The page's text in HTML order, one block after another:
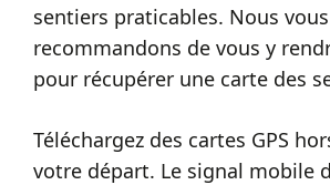
sentiers praticables. Nous vous
recommandons de vous y
pour récupérer une carte des
Téléchargez des cartes GPS
votre départ. Le signal mobile